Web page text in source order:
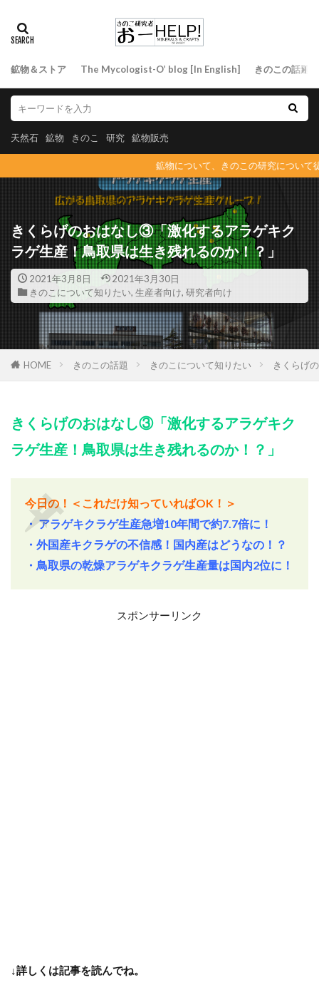
鉱物＆ストア The Mycologist-O’ blog [In English] きのこの話題
天然石 鉱物 きのこ 研究 鉱物販売
鉱物について、きのこの研究について徒然
きくらげのおはなし③「激化するアラゲキク
ラゲ生産！鳥取県は生き残れるのか！？」
2021年3月8日
2021年3月30日
きのこについて知りたい, 生産者向け, 研究者向け
HOME きのこの話題 きのこについて知りたい きくらげ
きくらげのおはなし③「激化するアラゲキク
ラゲ生産！鳥取県は生き残れるのか！？」
今日の！＜これだけ知っていればOK ！＞
・ アラゲキクラゲ生産急増10年間で約7.7倍に！
・外国産キクラゲの不信感！国内産はどうなの！？
・鳥取県の乾燥アラゲキクラゲ生産量は国内2位に！
スポンサーリンク
↓ 詳しくは記事を読んでね。